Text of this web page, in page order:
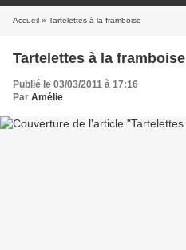
Accueil » Tartelettes à la framboise
Tartelettes à la framboise
Publié le 03/03/2011 à 17:16
Par Amélie